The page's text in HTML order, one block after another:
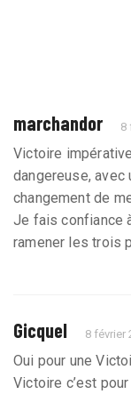
marchandor 8
Victoire
dangereuse, avec
changement de
Je fais confiance
ramener les trois
Gicquel 8 février
Oui pour une
Victoire c’est pour